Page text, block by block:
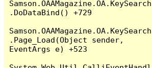
Samson.OAAMagazine.OA.KeySearch
.DoDataBind() +729
Samson.OAAMagazine.OA.KeySearch
.Page_Load(Object sender,
EventArgs e) +523